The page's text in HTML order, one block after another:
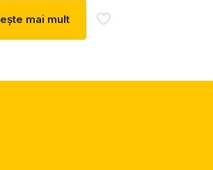
fost:
3.330 lei.
mai mult